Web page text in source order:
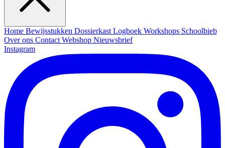
Home Bewijsstukken Dossierkast Logboek Workshops Schoolbieb
Over ons Contact Webshop Nieuwsbrief
Instagram